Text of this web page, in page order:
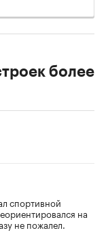
более
спортивной
на
не пожалел.